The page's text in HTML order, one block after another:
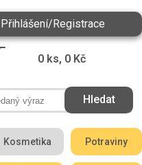
Přihlášení/Registrace
0 ks, 0 Kč
Kosmetika Potraviny